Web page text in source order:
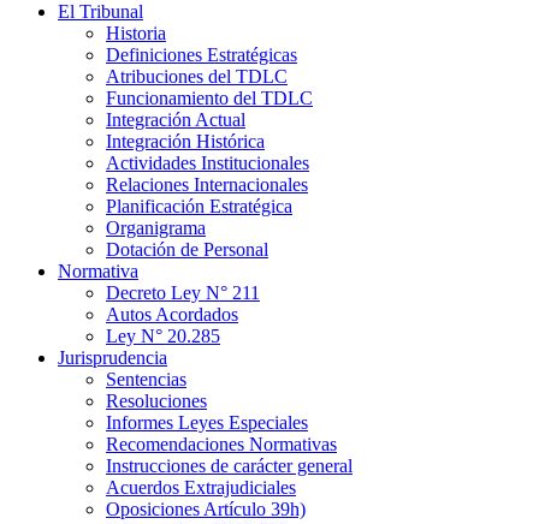
El Tribunal
Historia
Definiciones Estratégicas
Atribuciones del TDLC
Funcionamiento del TDLC
Integración Actual
Integración Histórica
Actividades Institucionales
Relaciones Internacionales
Planificación Estratégica
Organigrama
Dotación de Personal
Normativa
Decreto Ley N° 211
Autos Acordados
Ley N° 20.285
Jurisprudencia
Sentencias
Resoluciones
Informes Leyes Especiales
Recomendaciones Normativas
Instrucciones de carácter general
Acuerdos Extrajudiciales
Oposiciones Artículo 39h)